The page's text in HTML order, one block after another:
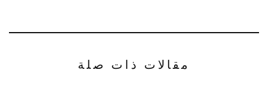
مقالات ذات صلة